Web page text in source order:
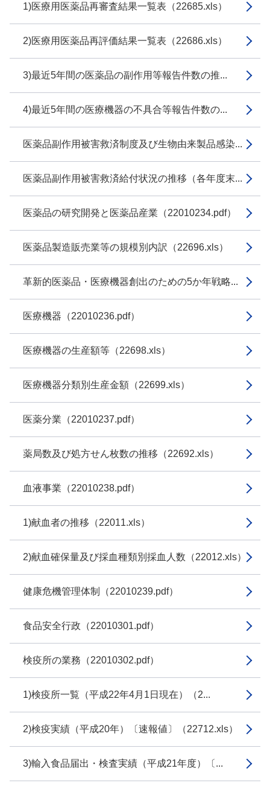
1)医療用医薬品再審査結果一覧表（22685.xls）
2)医療用医薬品再評価結果一覧表（22686.xls）
3)最近5年間の医薬品の副作用等報告件数の推...
4)最近5年間の医療機器の不具合等報告件数の...
医薬品副作用被害救済制度及び生物由来製品感染...
医薬品副作用被害救済給付状況の推移（各年度末...
医薬品の研究開発と医薬品産業（22010234.pdf）
医薬品製造販売業等の規模別内訳（22696.xls）
革新的医薬品・医療機器創出のための5か年戦略...
医療機器（22010236.pdf）
医療機器の生産額等（22698.xls）
医療機器分類別生産金額（22699.xls）
医薬分業（22010237.pdf）
薬局数及び処方せん枚数の推移（22692.xls）
血液事業（22010238.pdf）
1)献血者の推移（22011.xls）
2)献血確保量及び採血種類別採血人数（22012.xls）
健康危機管理体制（22010239.pdf）
食品安全行政（22010301.pdf）
検疫所の業務（22010302.pdf）
1)検疫所一覧（平成22年4月1日現在）（2...
2)検疫実績（平成20年）〔速報値〕（22712.xls）
3)輸入食品届出・検査実績（平成21年度）〔...